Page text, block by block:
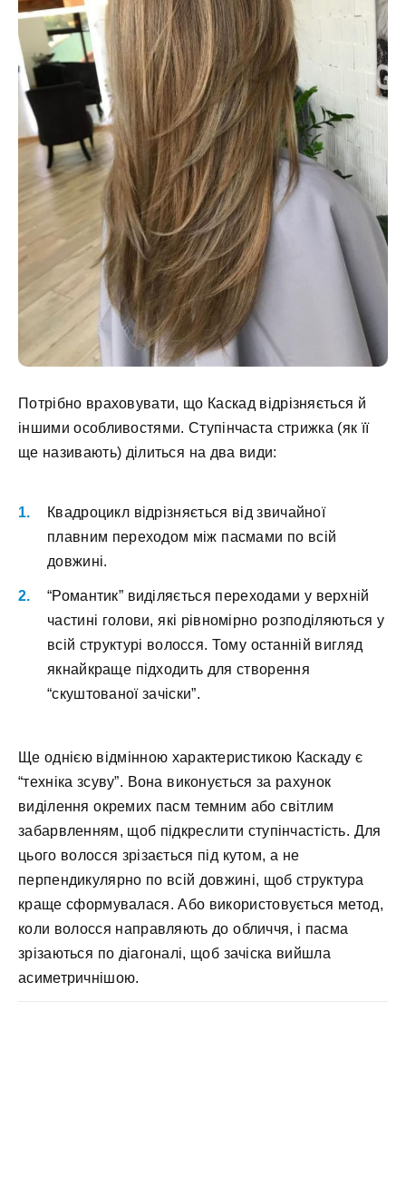
Потрібно враховувати, що Каскад відрізняється й
іншими особливостями. Ступінчаста стрижка (як її
ще називають) ділиться на два види:
Квадроцикл відрізняється від звичайної
плавним переходом між пасмами по всій
довжині.
“Романтик” виділяється переходами у верхній
частині голови, які рівномірно розподіляються у
всій структурі волосся. Тому останній вигляд
якнайкраще підходить для створення
“скуштованої зачіски”.
Ще однією відмінною характеристикою Каскаду є
“техніка зсуву”. Вона виконується за рахунок
виділення окремих пасм темним або світлим
забарвленням, щоб підкреслити ступінчастість. Для
цього волосся зрізається під кутом, а не
перпендикулярно по всій довжині, щоб структура
краще сформувалася. Або використовується метод,
коли волосся направляють до обличчя, і пасма
зрізаються по діагоналі, щоб зачіска вийшла
асиметричнішою.